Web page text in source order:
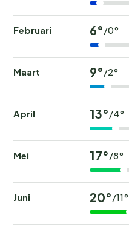
Februari 6°/0°
Maart 9°/2°
April 13°/4°
Mei 17°/8°
Juni 20°/11°